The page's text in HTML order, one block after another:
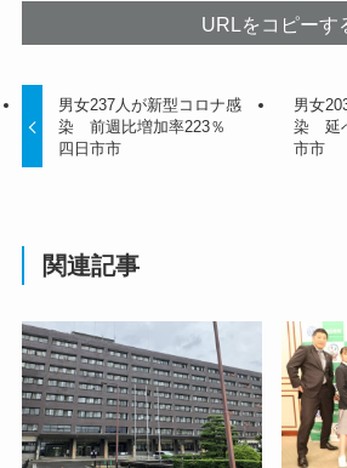
URLをコピーす
男女237人が新型コロナ感
染 前週比増加率223％
四日市市
男女
染 延
市市
関連記事